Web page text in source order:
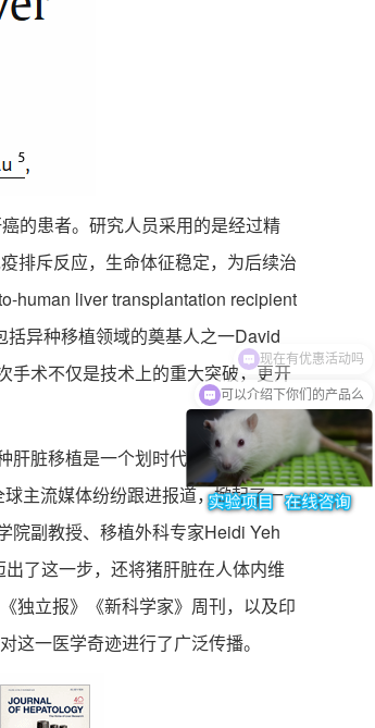
的患者。研究人员采用的是经过精
排斥反应，生命体征稳定，为后续治
human liver transplantation recipient
括异种移植领域的奠基人之一David
手术不仅是技术上的重大突破，更开
脏移植是一个划时代的事件”，并强
主流媒体纷纷跟进报道，掀起了一
院副教授、移植外科专家Heidi Yeh
了这一步，还将猪肝脏在人体内维
独立报》《新科学家》周刊，以及印
这一医学奇迹进行了广泛传播。
可以介绍下你们的产品么